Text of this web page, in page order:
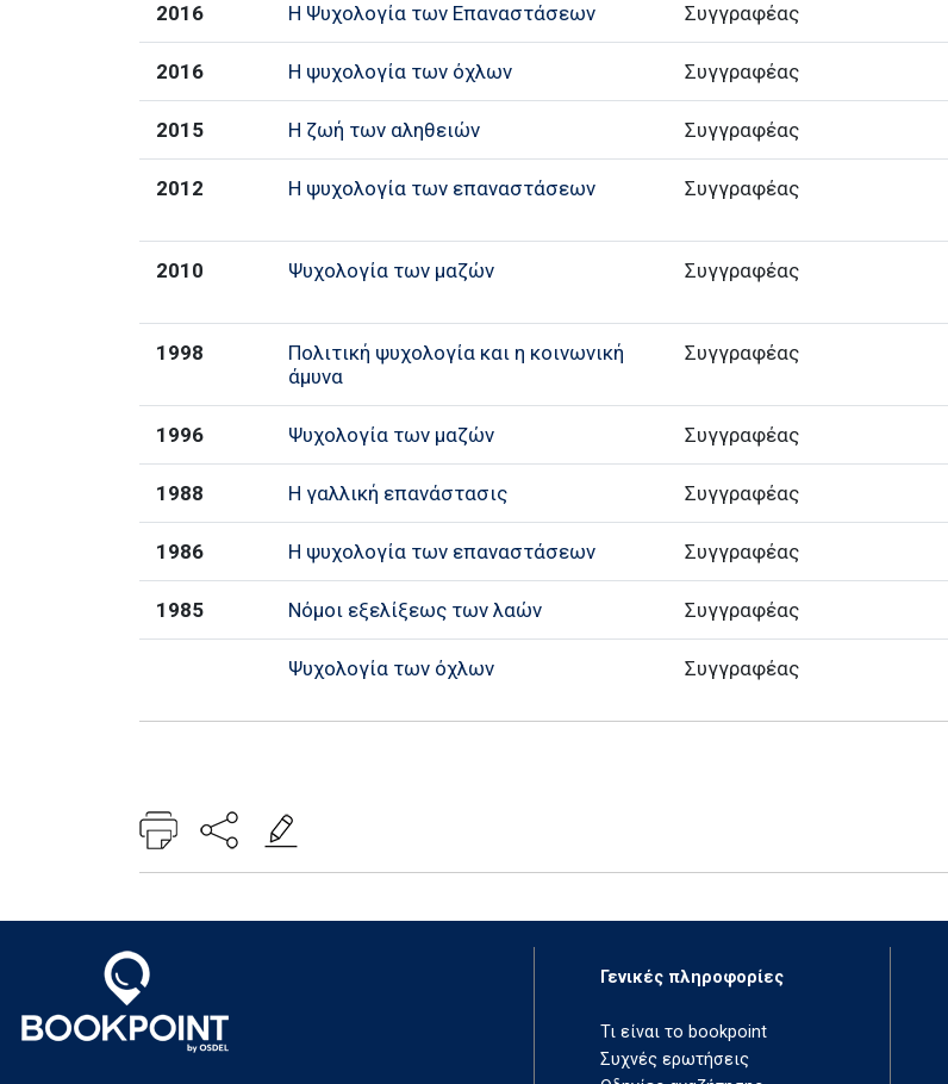
2016 Η Ψυχολογία των Επαναστάσεων Συγγραφέας
2016 Η ψυχολογία των όχλων Συγγραφέας
2015 Η ζωή των αληθειών Συγγραφέας
2012 Η ψυχολογία των επαναστάσεων Συγγραφέας
2010 Ψυχολογία των μαζών Συγγραφέας
1998
Πολιτική ψυχολογία και η κοινωνική
άμυνα
Συγγραφέας
1996 Ψυχολογία των μαζών Συγγραφέας
1988 Η γαλλική επανάστασις Συγγραφέας
1986 Η ψυχολογία των επαναστάσεων Συγγραφέας
1985 Νόμοι εξελίξεως των λαών Συγγραφέας
Ψυχολογία των όχλων Συγγραφέας
Γενικές πληροφορίες
Τι είναι το bookpoint
Συχνές ερωτήσεις